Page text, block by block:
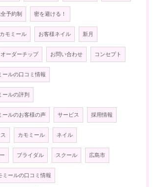
予約制 密を避ける！
モミール お客様ネイル 新月
オーダーチップ お問い合わせ コンセプト
ールの口コミ情報
ールの評判
ールのお客様の声 サービス 採用情報
カモミール ネイル
ブライダル スクール 広島市
ミールの口コミ情報